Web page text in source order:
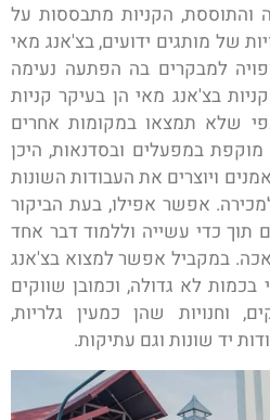
והתוססת, הקניות מתבססות על
של מותגים ידועים, בצ'אנג מאי
למבקרים בה הפתעה נעימה
בצ'אנג מאי הן בעיקר קניות
שלא תמצאו במקומות אחרים
במפעלים ובסדנאות, היכן
ויוצרים את העבודות השונות
אפשר אפילו, בעת הביקור
תוך כדי עשייה וללמוד דבר אחד
במקביל אפשר למצוא בצ'אנג
לא גדולה, וכמובן שווקים
וחנויות שהן כמעין גלריות,
יד שונות וגם עתיקות.